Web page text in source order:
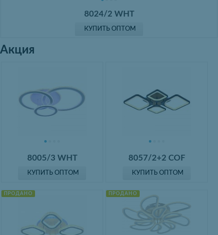
8024/2 WHT
КУПИТЬ ОПТОМ
Акция
8005/3 WHT
КУПИТЬ ОПТОМ
8057/2+2 COF
КУПИТЬ ОПТОМ
ПРОДАНО ПРОДАНО